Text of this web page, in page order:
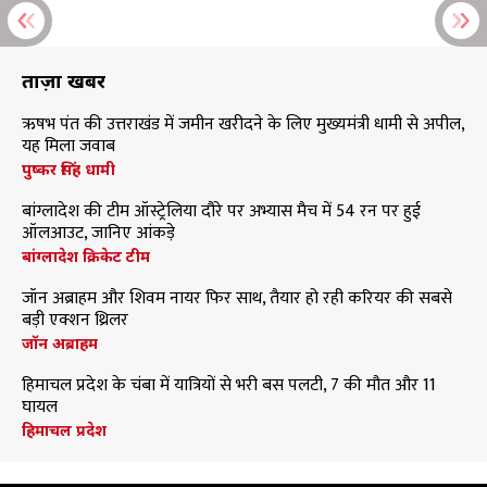
ताज़ा खबरें
ऋषभ पंत की उत्तराखंड में जमीन खरीदने के लिए मुख्यमंत्री धामी से अपील,
यह मिला जवाब
पुष्कर सिंह धामी
बांग्लादेश की टीम ऑस्ट्रेलिया दौरे पर अभ्यास मैच में 54 रन पर हुई
ऑलआउट, जानिए आंकड़े
बांग्लादेश क्रिकेट टीम
जॉन अब्राहम और शिवम नायर फिर साथ, तैयार हो रही करियर की सबसे
बड़ी एक्शन थ्रिलर
जॉन अब्राहम
हिमाचल प्रदेश के चंबा में यात्रियों से भरी बस पलटी, 7 की मौत और 11
घायल
हिमाचल प्रदेश